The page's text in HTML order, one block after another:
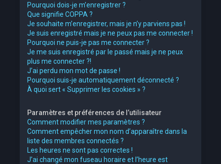
Pourquoi dois-je m’enregistrer ?
Que signifie COPPA ?
Je souhaite m’enregistrer, mais je n’y parviens pas !
Je suis enregistré mais je ne peux pas me connecter !
Pourquoi ne puis-je pas me connecter ?
Je me suis enregistré par le passé mais je ne peux
plus me connecter ?!
J’ai perdu mon mot de passe !
Pourquoi suis-je automatiquement déconnecté ?
À quoi sert « Supprimer les cookies » ?
Paramètres et préférences de l’utilisateur
Comment modifier mes paramètres ?
Comment empêcher mon nom d’apparaître dans la
liste des membres connectés ?
Les heures ne sont pas correctes !
J’ai changé mon fuseau horaire et l’heure est